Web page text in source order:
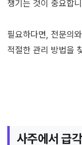
챙기는 것이 중요합
필요하다면, 전문의
적절한 관리 방법을
사주에서 급